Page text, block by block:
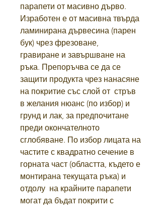
парапети от масивно дърво.
Изработен е от масивна твърда
ламинирана дървесина (парен
бук) чрез фрезоване,
гравиране и завършване на
ръка. Препоръчва се да се
защити продукта чрез нанасяне
на покритие със слой от стръв
в желания нюанс (по избор) и
грунд и лак, за предпочитане
преди окончателното
сглобяване. По избор лицата на
частите с квадратно сечение в
горната част (областта, където е
монтирана текущата ръка) и
отдолу на крайните парапети
могат да бъдат покрити с